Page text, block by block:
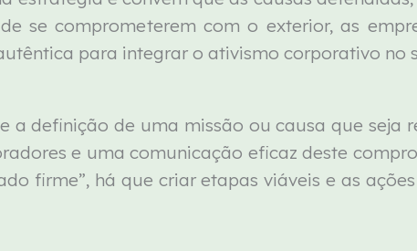
se comprometerem com o exterior, as
para integrar o ativismo corporativo no
a definição de uma missão ou causa que seja
e uma comunicação eficaz deste
firme”, há que criar etapas viáveis e as